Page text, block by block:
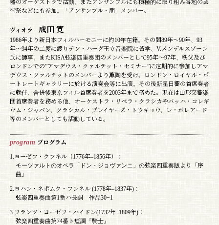
器のオーケストラで活動。またアンサンブルにも積極的に取り組み各地の芸
術祭などにも参加。「アンサンブル・朋」メンバー。
ヴィオラ 成田 寛
1986年より新日本フィルハーモニーに約10年在籍。その間89年〜90年、93
年〜94年の二度に渡りデン・ハーグ王立音楽院に留学、V.メンデルスゾーン
氏に師事。またKISA弦楽四重奏団のメンバーとして95年〜97年、秩父及び
ロンドンでの”アマデウス・クァルテット・セミナー”に定期的に参加しアマ
デウス・クァルテットのメンバーより薫陶を受け、ロンドン・ロイヤル・ポ
ートレートギャラリーに於ける演奏会等に出演。その後新星日響の首席奏者
に就任、合併後東京フィル首席奏者を2003年まで務めた。現在は山形交響楽
団首席奏者を務める他、オーケストラ・リベラ・クラシカやバッハ・コレギ
ウム・ジャパン、クラシカル・プレイヤーズ・トウキョウ、レ・ボレアード
等のメンバーとしても活動している。
program プログラム
1.ヨーゼフ・クフネル（1776年–1856年）：
モーツァルトのオペラ「ドン・ジョヴァンニ」の弦楽四重奏版より「序
曲」
2.ヨハン・ネポムク・フンネル (1778年–1837年)：
弦楽四重奏曲第1番ハ長調 作品30−1
3.フランツ・ヨーゼフ・ハイドン(1732年–1809年)：
弦楽四重奏曲第74番ト短調『騎士』